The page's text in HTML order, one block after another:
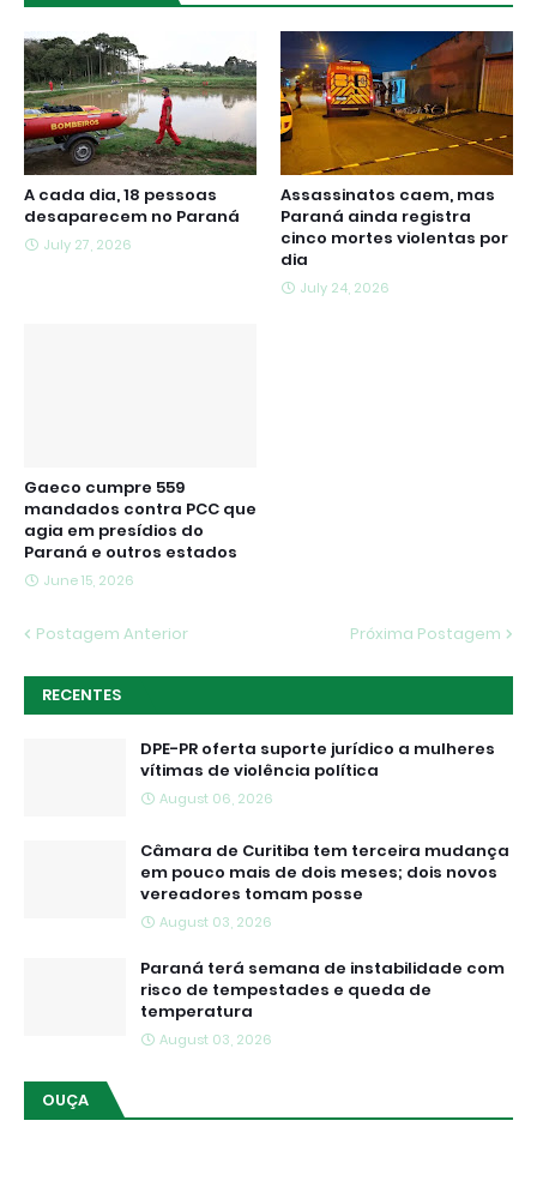
A cada dia, 18 pessoas
desaparecem no Paraná
July 27, 2026
Assassinatos caem, mas
Paraná ainda registra
cinco mortes violentas por
dia
July 24, 2026
Gaeco cumpre 559
mandados contra PCC que
agia em presídios do
Paraná e outros estados
June 15, 2026
Postagem Anterior Próxima Postagem
RECENTES
DPE-PR oferta suporte jurídico a mulheres
vítimas de violência política
August 06, 2026
Câmara de Curitiba tem terceira mudança
em pouco mais de dois meses; dois novos
vereadores tomam posse
August 03, 2026
Paraná terá semana de instabilidade com
risco de tempestades e queda de
temperatura
August 03, 2026
OUÇA